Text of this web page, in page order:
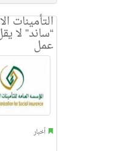
التأمينات
“ساند” لا
عمل
أخبار